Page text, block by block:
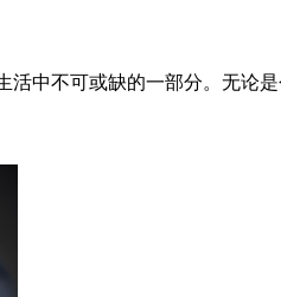
中不可或缺的一部分。无论